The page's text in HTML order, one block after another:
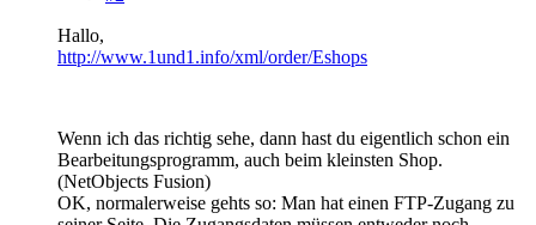
Hallo,
http://www.1und1.info/xml/order/Eshops
Wenn ich das richtig sehe, dann hast du eigentlich schon ein
Bearbeitungsprogramm, auch beim kleinsten Shop.
(NetObjects Fusion)
OK, normalerweise gehts so: Man hat einen FTP-Zugang zu